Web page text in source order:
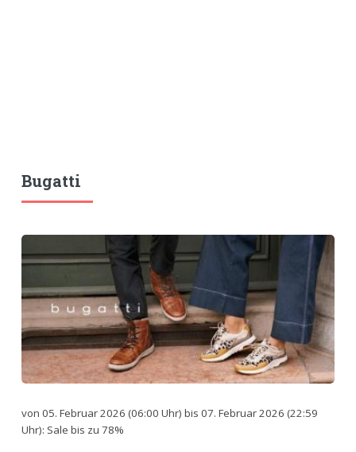
Bugatti
von 05. Februar 2026 (06:00 Uhr) bis 07. Februar 2026 (22:59
Uhr): Sale bis zu 78%